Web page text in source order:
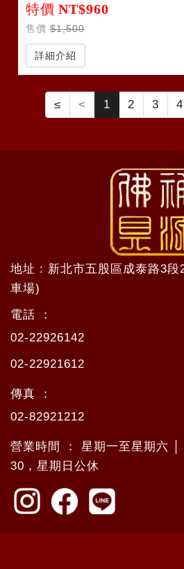
特價 NT$960
售價 $1,500
詳細介紹
≤ < 1 2 3 4
地址 : 新北市五股區成泰路3
車場)
電話 ：
02-22926142
02-22921612
傳真 ：
02-82921212
營業時間 ： 星期一至星期六 │
30，星期日公休